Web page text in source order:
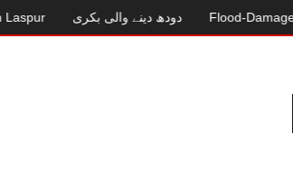
دودھ دینے والی بکری Flood-Damaged Garam